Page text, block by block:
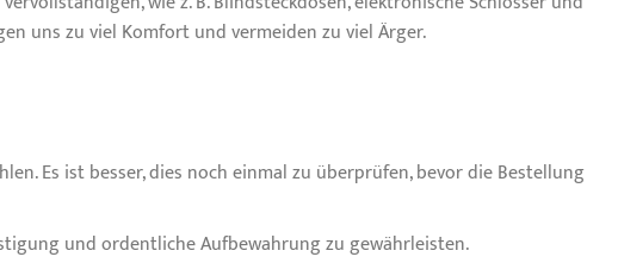
uns zu viel Komfort und vermeiden zu viel Ärger.
Es ist besser, dies noch einmal zu überprüfen, bevor die Bestellung
und ordentliche Aufbewahrung zu gewährleisten.